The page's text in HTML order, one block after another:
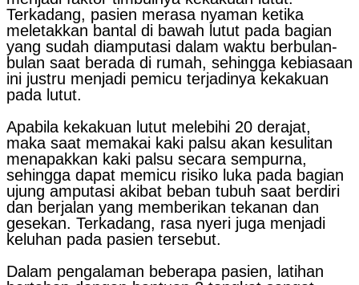
Terkadang, pasien merasa nyaman ketika
meletakkan bantal di bawah lutut pada bagian
yang sudah diamputasi dalam waktu berbulan-
bulan saat berada di rumah, sehingga kebiasaan
ini justru menjadi pemicu terjadinya kekakuan
pada lutut.
Apabila kekakuan lutut melebihi 20 derajat,
maka saat memakai kaki palsu akan kesulitan
menapakkan kaki palsu secara sempurna,
sehingga dapat memicu risiko luka pada bagian
ujung amputasi akibat beban tubuh saat berdiri
dan berjalan yang memberikan tekanan dan
gesekan. Terkadang, rasa nyeri juga menjadi
keluhan pada pasien tersebut.
Dalam pengalaman beberapa pasien, latihan